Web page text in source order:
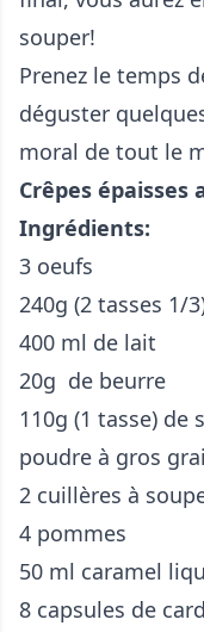
souper!
Prenez le temps
déguster
moral de tout le
Crêpes
Ingrédients:
3 oeufs
240g (2 tasses 1/
400 ml de lait
20g de beurre
110g (1 tasse) de
poudre à gros
2 cuillères à
4 pommes
50 ml caramel
8 capsules de